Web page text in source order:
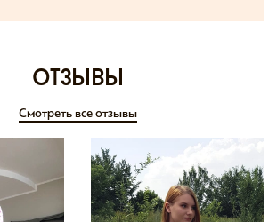
отзывы
Смотреть все отзывы